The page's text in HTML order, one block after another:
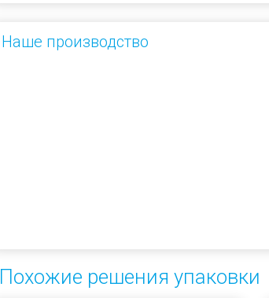
Наше производство
Похожие решения упаковки